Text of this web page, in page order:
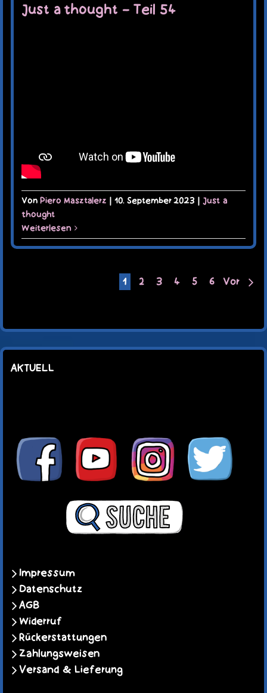
Just a thought – Teil 54
Von Piero Masztalerz | 10. September 2023 | Just a
thought
Weiterlesen
1 2 3 4 5 6 Vor
AKTUELL
Impressum
Datenschutz
AGB
Widerruf
Rückerstattungen
Zahlungsweisen
Versand & Lieferung